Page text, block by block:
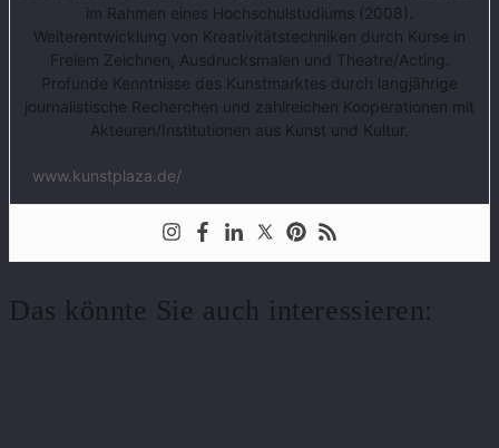
im Rahmen eines Hochschulstudiums (2008).
Weiterentwicklung von Kreativitätstechniken durch Kurse in
Freiem Zeichnen, Ausdrucksmalen und Theatre/Acting.
Profunde Kenntnisse des Kunstmarktes durch langjährige
journalistische Recherchen und zahlreichen Kooperationen mit
Akteuren/Institutionen aus Kunst und Kultur.
www.kunstplaza.de/
Das könnte Sie auch interessieren: